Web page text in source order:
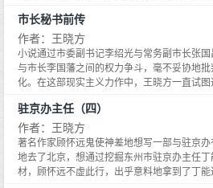
员笔记》不仅给当下长篇小说创作带来了新的
之功，而且其后现代文本的贡献超出了文学本
后现代主义以及现实主义交相辉映，闪耀着
市长秘书前传
作者：王晓方
小说通过市委副书记李绍光与常务副市长张
与市长李国藩之间的权力争斗，毫不妥协地
化。在这部现实主义力作中，王晓方一直试图
性的解剖进入灵魂深处。王晓方试图通过这种
是腐败的牺牲品？权力崇拜的根源是什么？权
宗教？毫无疑问，这部小说的血肉之躯是文
既属于灵魂，更属于灵魂史。
驻京办主任（四）
作者：王晓方
著名作家顾怀远鬼使神差地想写一部与驻京
地去了北京，想通过挖掘东州市驻京办主任
材，顾怀远不虚此行，出乎意料地拿到了丁能